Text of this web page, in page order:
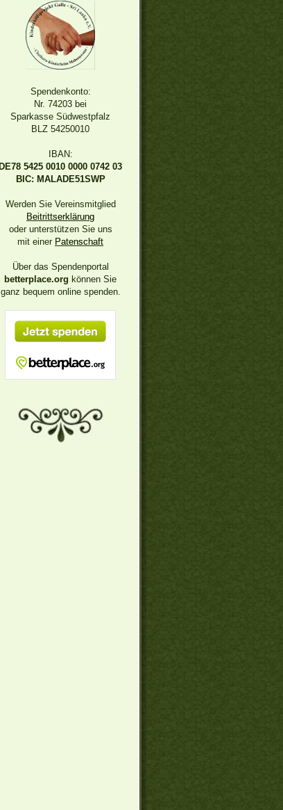
Spendenkonto:
Nr. 74203 bei
Sparkasse Südwestpfalz
BLZ 54250010
IBAN:
DE78 5425 0010 0000 0742 03
BIC: MALADE51SWP
Werden Sie Vereinsmitglied
Beitrittserklärung
oder unterstützen Sie uns
mit einer Patenschaft
Über das Spendenportal
betterplace.org können Sie
ganz bequem online spenden.